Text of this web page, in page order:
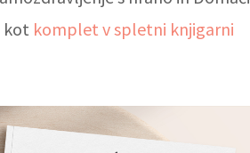
kot komplet v spletni knjigarni